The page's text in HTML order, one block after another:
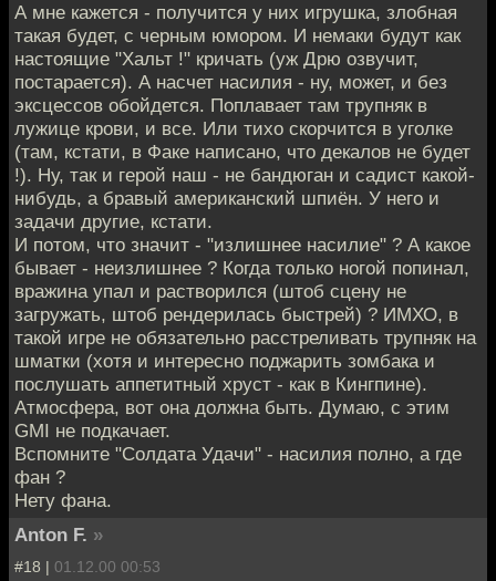
А мне кажется - получится у них игрушка, злобная
такая будет, с черным юмором. И немаки будут как
настоящие "Хальт !" кричать (уж Дрю озвучит,
постарается). А насчет насилия - ну, может, и без
эксцессов обойдется. Поплавает там трупняк в
лужице крови, и все. Или тихо скорчится в уголке
(там, кстати, в Факе написано, что декалов не будет
!). Ну, так и герой наш - не бандюган и садист какой-
нибудь, а бравый американский шпиён. У него и
задачи другие, кстати.
И потом, что значит - "излишнее насилие" ? А какое
бывает - неизлишнее ? Когда только ногой попинал,
вражина упал и растворился (штоб сцену не
загружать, штоб рендерилась быстрей) ? ИМХО, в
такой игре не обязательно расстреливать трупняк на
шматки (хотя и интересно поджарить зомбака и
послушать аппетитный хруст - как в Кингпине).
Атмосфера, вот она должна быть. Думаю, с этим
GMI не подкачает.
Вспомните "Солдата Удачи" - насилия полно, а где
фан ?
Нету фана.
Anton F. »
#18 | 01.12.00 00:53